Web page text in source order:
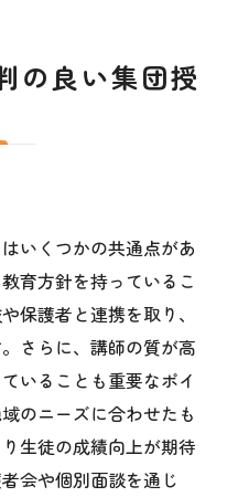
の良い集団授
いくつかの共通点があ
育方針を持っているこ
保護者と連携を取り、
さらに、講師の質が高
いることも重要なポイ
のニーズに合わせたも
生徒の成績向上が期待
会や個別面談を通じ